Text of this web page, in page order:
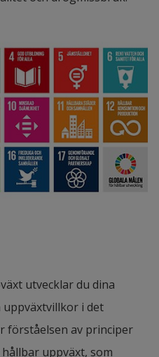
utvecklar du dina
i det
förståelsen av principer
uppväxt, som